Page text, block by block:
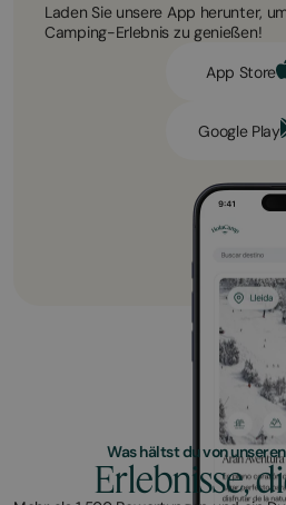
Laden Sie unsere App herunter,
Camping-Erlebnis zu genießen!
App Store
Google Play
Was hältst du von
Erlebnisse,